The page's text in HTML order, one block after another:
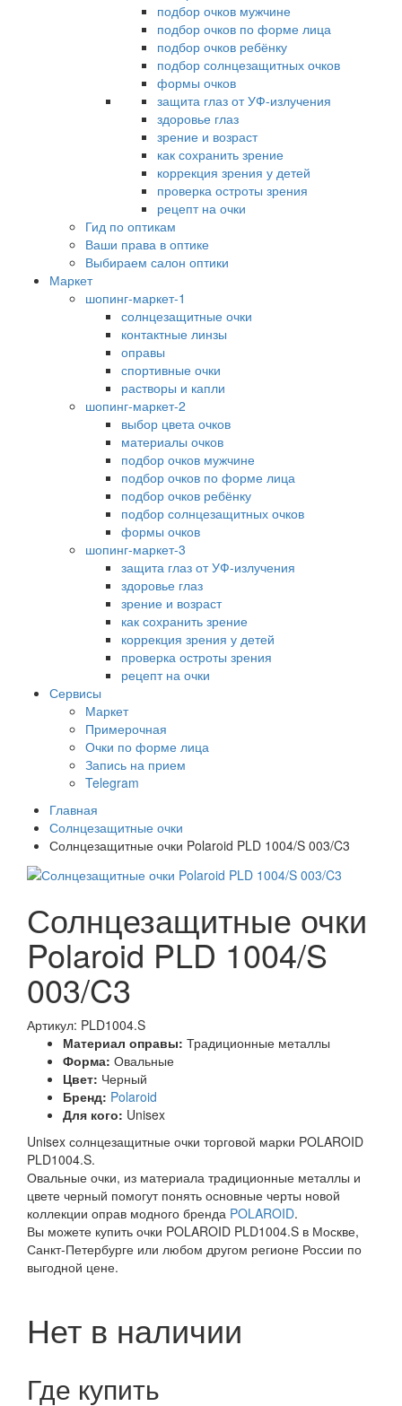
подбор очков мужчине
подбор очков по форме лица
подбор очков ребёнку
подбор солнцезащитных очков
формы очков
защита глаз от УФ-излучения
здоровье глаз
зрение и возраст
как сохранить зрение
коррекция зрения у детей
проверка остроты зрения
рецепт на очки
Гид по оптикам
Ваши права в оптике
Выбираем салон оптики
Маркет
шопинг-маркет-1
солнцезащитные очки
контактные линзы
оправы
спортивные очки
растворы и капли
шопинг-маркет-2
выбор цвета очков
материалы очков
подбор очков мужчине
подбор очков по форме лица
подбор очков ребёнку
подбор солнцезащитных очков
формы очков
шопинг-маркет-3
защита глаз от УФ-излучения
здоровье глаз
зрение и возраст
как сохранить зрение
коррекция зрения у детей
проверка остроты зрения
рецепт на очки
Сервисы
Маркет
Примерочная
Очки по форме лица
Запись на прием
Telegram
Главная
Солнцезащитные очки
Солнцезащитные очки Polaroid PLD 1004/S 003/C3
Солнцезащитные очки
Polaroid PLD 1004/S
003/C3
Артикул: PLD1004.S
Материал оправы: Традиционные металлы
Форма: Овальные
Цвет: Черный
Бренд: Polaroid
Для кого: Unisex
Unisex солнцезащитные очки торговой марки POLAROID
PLD1004.S.
Овальные очки, из материала традиционные металлы и
цвете черный помогут понять основные черты новой
коллекции оправ модного бренда POLAROID.
Вы можете купить очки POLAROID PLD1004.S в Москве,
Санкт-Петербурге или любом другом регионе России по
выгодной цене.
Нет в наличии
Где купить